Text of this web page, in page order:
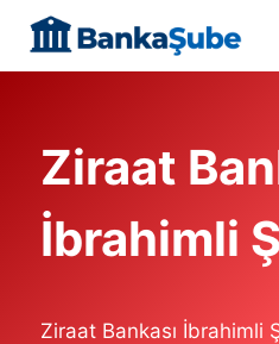
content
Ziraat
İbrahimli
Ziraat Bankası İbrahimli